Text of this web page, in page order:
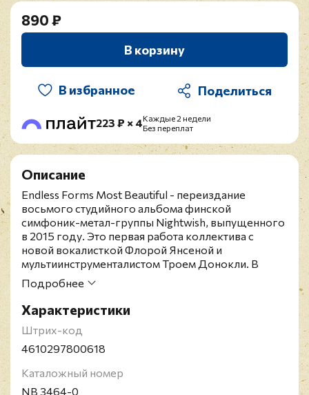
890 ₽
В корзину
В избранное
223 ₽ × 4Каждые 2 недели
Без переплат
Описание
Endless Forms Most Beautiful - переиздание
восьмого студийного альбома финской
симфоник-метал-группы Nightwish, выпущенного
в 2015 году. Это первая работа коллектива с
новой вокалисткой Флорой Янсеной и
мультиинструменталистом Троем Донокли. В
отличии от предшественника, в котором были
темы воображения и фантазии, в данном релизе
группа обращается к науке и разуму,
сосредотачивая внимание на теории Дарвина и
Докинза. После выхода альбом достиг четвертой
строчки в чарте США и дебютировал на первом
включает 28-страничный буклет. Nightwish -
финская симфоник-метал-группа с женским
Подробнее
Характеристики
Штрих-код
4610297800618
Каталожный номер
NB 3464-0